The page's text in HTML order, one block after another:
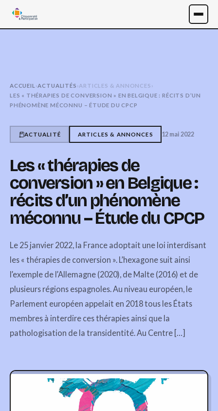
ACCUEIL ›ACTUALITÉS ›ARTICLES & ANNONCES ›
LES « THÉRAPIES DE CONVERSION » EN BELGIQUE : RÉCITS D’UN
PHÉNOMÈNE MÉCONNU – ÉTUDE DU CPCP
ACTUALITÉ ARTICLES & ANNONCES 12 mai 2022
Les « thérapies de
conversion » en Belgique :
récits d’un phénomène
méconnu – Étude du CPCP
Le 25 janvier 2022, la France adoptait une loi interdisant
les « thérapies de conversion ». L’hexagone suit ainsi
l’exemple de l’Allemagne (2020), de Malte (2016) et de
plusieurs régions espagnoles. Au niveau européen, le
Parlement européen appelait en 2018 tous les États
membres à interdire ces thérapies ainsi que la
pathologisation de la transidentité. Au Centre […]